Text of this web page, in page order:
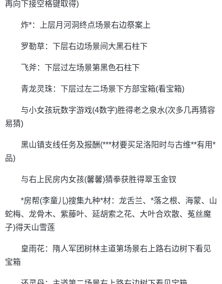
再向下接空格键取得)
炸*：上层月河洞终点场景右边祭案上
罗勒草：下层右边场景间大黑石柱下
飞斧：下层过左场景第黑色石柱下
青龙灵珠：下层过左二场景下方部宝箱(看宝箱)
与小女孩玩数字游戏(4数字)胜得老之泉水(次多几再猜容
易猜)
黑山镇支线任务及报酬(***材要买足洛阳时与古维**有用*
品)
与右上民房内女孩(馨馨)猜拳获胜得翠玉金钗
*房帮(李童儿)搜集九种*材：龙舌兰、*落之根、海蒙、山
蛇梅、龙骨木、紫藤叶、延胡索之花、大叶合欢散、菟丝魔
子)得天山雪莲
皇雨花：隋人军团树林主道第场景右上路右边树下看见
宝箱